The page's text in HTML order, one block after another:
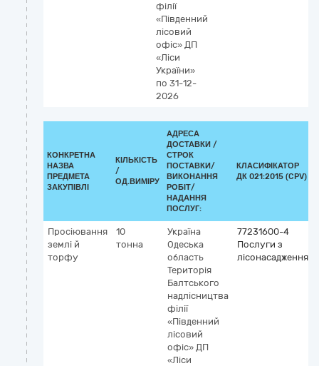
філії
«Південний
лісовий
офіс» ДП
«Ліси
України»
по 31-12-
2026
КОНКРЕТНА
НАЗВА
ПРЕДМЕТА
ЗАКУПІВЛІ
КІЛЬКІСТЬ
/
ОД.ВИМІРУ
АДРЕСА
ДОСТАВКИ /
СТРОК
ПОСТАВКИ/
ВИКОНАННЯ
РОБІТ/
НАДАННЯ
ПОСЛУГ:
КЛАСИФІКАТОР
ДК 021:2015 (CPV)
Просіювання
землі й
торфу
10
тонна
Україна
Одеська
область
Територія
Балтського
надлісництва
філії
«Південний
лісовий
офіс» ДП
«Ліси
77231600-4
Послуги з
лісонасадження